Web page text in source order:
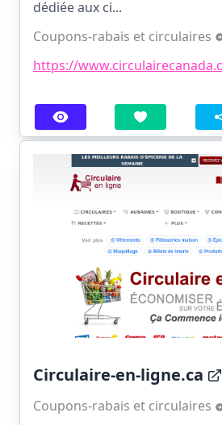
dédiée aux ci...
Coupons-rabais et circulaires
https://
Circulaire-en-ligne.ca
Coupons-rabais et circulaires